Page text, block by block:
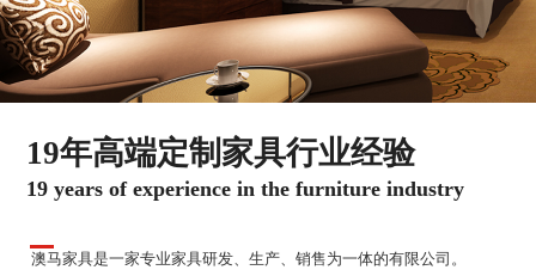
19年高端定制家具行业经验
19 years of experience in the furniture industry
澳马家具是一家专业家具研发、生产、销售为一体的有限公司。